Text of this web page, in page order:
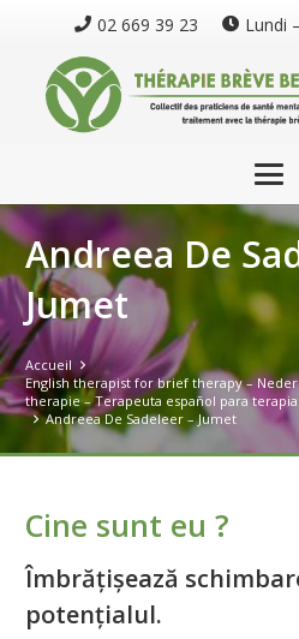
02 669 39 23 Lundi
Andreea De
Jumet
Accueil
English therapist for brief therapy –
therapie – Terapeuta español para
Andreea De Sadeleer – Jumet
Cine sunt eu ?
Îmbrățișează
potențialul.